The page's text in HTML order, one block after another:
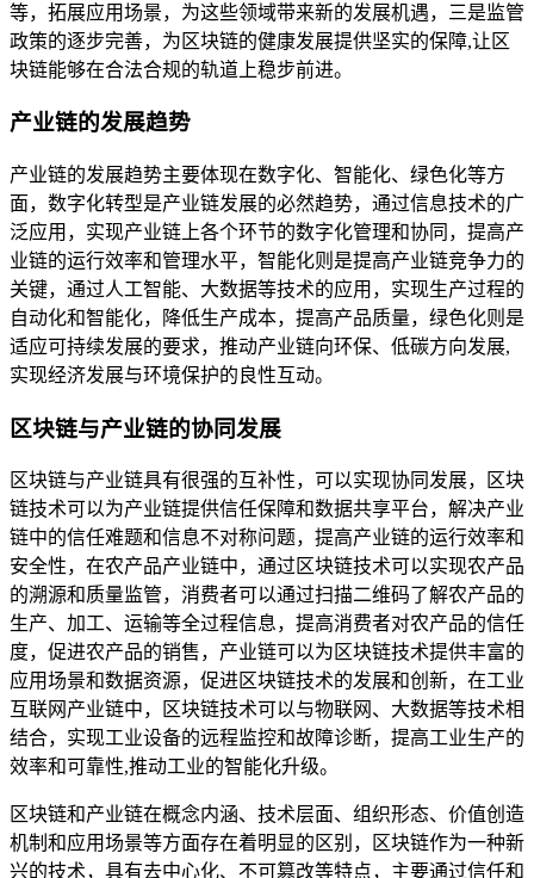
等，拓展应用场景，为这些领域带来新的发展机遇，三是监管
政策的逐步完善，为区块链的健康发展提供坚实的保障,让区
块链能够在合法合规的轨道上稳步前进。
产业链的发展趋势
产业链的发展趋势主要体现在数字化、智能化、绿色化等方
面，数字化转型是产业链发展的必然趋势，通过信息技术的广
泛应用，实现产业链上各个环节的数字化管理和协同，提高产
业链的运行效率和管理水平，智能化则是提高产业链竞争力的
关键，通过人工智能、大数据等技术的应用，实现生产过程的
自动化和智能化，降低生产成本，提高产品质量，绿色化则是
适应可持续发展的要求，推动产业链向环保、低碳方向发展,
实现经济发展与环境保护的良性互动。
区块链与产业链的协同发展
区块链与产业链具有很强的互补性，可以实现协同发展，区块
链技术可以为产业链提供信任保障和数据共享平台，解决产业
链中的信任难题和信息不对称问题，提高产业链的运行效率和
安全性，在农产品产业链中，通过区块链技术可以实现农产品
的溯源和质量监管，消费者可以通过扫描二维码了解农产品的
生产、加工、运输等全过程信息，提高消费者对农产品的信任
度，促进农产品的销售，产业链可以为区块链技术提供丰富的
应用场景和数据资源，促进区块链技术的发展和创新，在工业
互联网产业链中，区块链技术可以与物联网、大数据等技术相
结合，实现工业设备的远程监控和故障诊断，提高工业生产的
效率和可靠性,推动工业的智能化升级。
区块链和产业链在概念内涵、技术层面、组织形态、价值创造
机制和应用场景等方面存在着明显的区别，区块链作为一种新
兴的技术，具有去中心化、不可篡改等特点，主要通过信任和